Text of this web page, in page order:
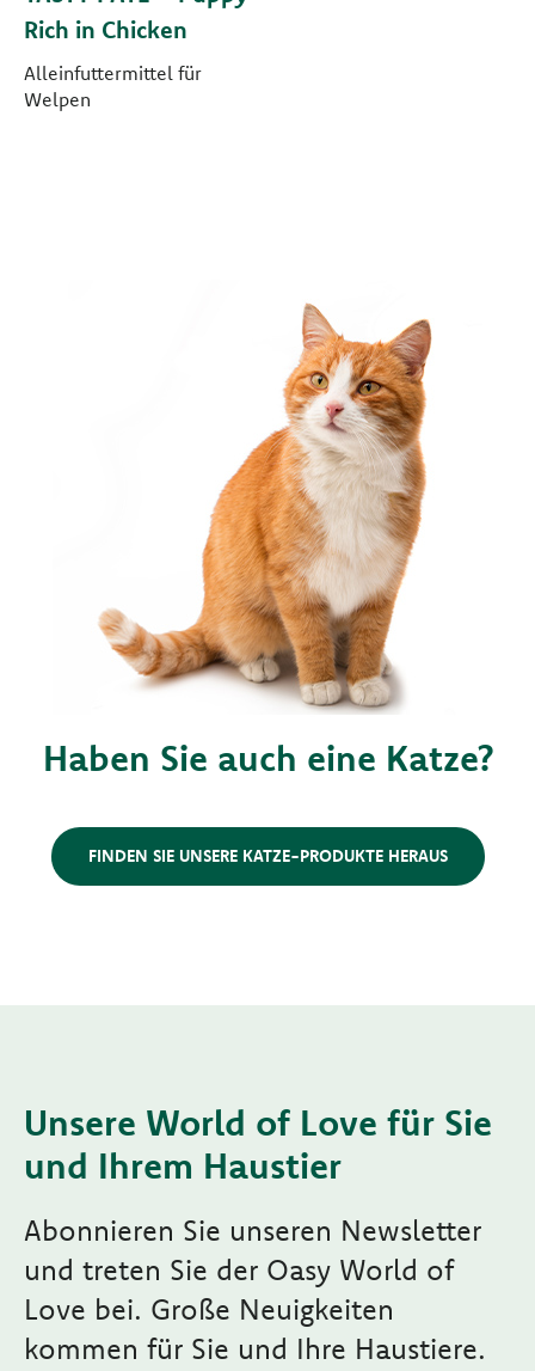
Rich in Chicken
Alleinfuttermittel für
Welpen
Haben Sie auch eine Katze?
FINDEN SIE UNSERE KATZE-PRODUKTE HERAUS
Unsere World of Love für Sie
und Ihrem Haustier
Abonnieren Sie unseren Newsletter
und treten Sie der Oasy World of
Love bei. Große Neuigkeiten
kommen für Sie und Ihre Haustiere.